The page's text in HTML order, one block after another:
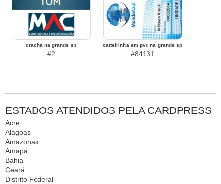
crachá na grande sp
#2
carteirinha em pvc na grande sp
#84131
ESTADOS ATENDIDOS PELA CARDPRESS
Acre
Alagoas
Amazonas
Amapá
Bahia
Ceará
Distrito Federal